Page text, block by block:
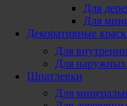
Для
Для
Декоративные
Для
Для наружных
Шпатлевки
Для